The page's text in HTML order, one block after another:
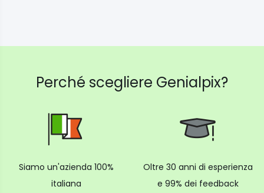
Perché scegliere Genialpix?
Siamo un'azienda 100%
italiana
Oltre 30 anni di esperienza
e 99% dei feedback